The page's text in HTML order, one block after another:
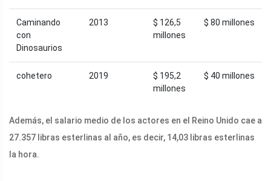
Caminando
con
Dinosaurios
2013
$ 126,5
millones
$ 80 millones
cohetero 2019
$ 195,2
millones
$ 40 millones
Además, el salario medio de los actores en el Reino Unido cae a
27.357 libras esterlinas al año, es decir, 14,03 libras esterlinas
la hora.